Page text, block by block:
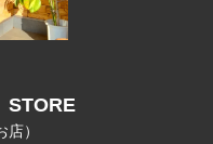
店）